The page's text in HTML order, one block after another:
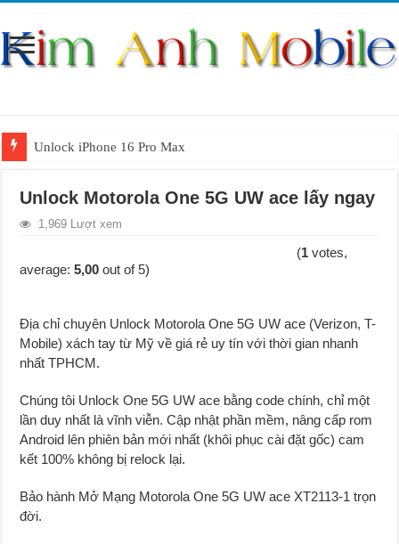
Unlock iPhone 16 Pro Max
Unlock Samsung Galaxy S26 Ultra
Unlock Motorola Razr 2024
Unlock Samsung Galaxy Z Fold 7 giá rẻ
Unlock Motorola One 5G UW ace lấy ngay
1,969 Lượt xem
(1 votes,
average:5,00 out of 5)
Địa chỉ chuyên Unlock Motorola One 5G UW ace (Verizon, T-
Mobile) xách tay từ Mỹ về giá rẻ uy tín với thời gian nhanh
nhất TPHCM.
Chúng tôi Unlock One 5G UW ace bằng code chính, chỉ một
lần duy nhất là vĩnh viễn. Cập nhật phần mềm, nâng cấp rom
Android lên phiên bản mới nhất (khôi phục cài đặt gốc) cam
kết 100% không bị relock lại.
Bảo hành Mở Mạng Motorola One 5G UW ace XT2113-1 trọn
đời.